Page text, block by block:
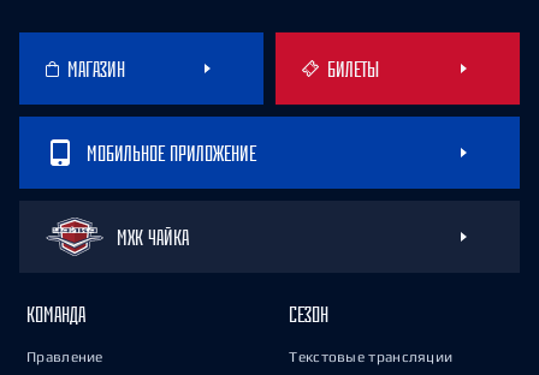
МАГАЗИН БИЛЕТЫ
МОБИЛЬНОЕ ПРИЛОЖЕНИЕ
МХК ЧАЙКА
КОМАНДА
Правление
СЕЗОН
Текстовые трансляции